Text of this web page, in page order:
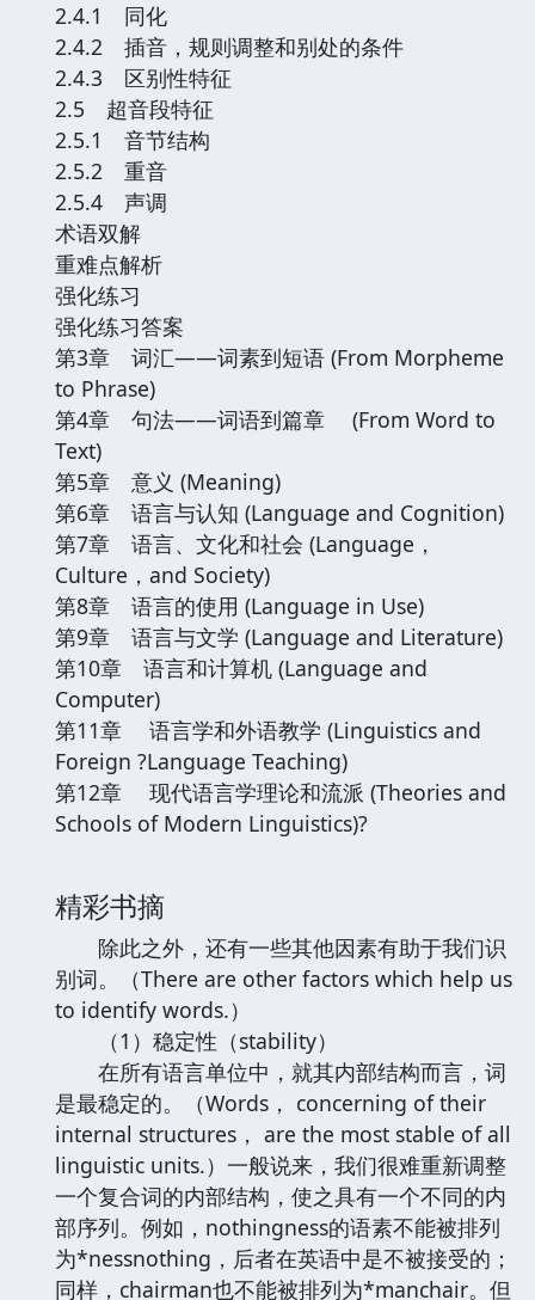
2.4.1 同化
2.4.2 插音，规则调整和别处的条件
2.4.3 区别性特征
2.5 超音段特征
2.5.1 音节结构
2.5.2 重音
2.5.4 声调
术语双解
重难点解析
强化练习
强化练习答案
第3章 词汇——词素到短语 (From Morpheme
to Phrase)
第4章 句法——词语到篇章 (From Word to
Text)
第5章 意义 (Meaning)
第6章 语言与认知 (Language and Cognition)
第7章 语言、文化和社会 (Language，
Culture，and Society)
第8章 语言的使用 (Language in Use)
第9章 语言与文学 (Language and Literature)
第10章 语言和计算机 (Language and
Computer)
第11章 语言学和外语教学 (Linguistics and
Foreign ?Language Teaching)
第12章 现代语言学理论和流派 (Theories and
Schools of Modern Linguistics)?
精彩书摘
除此之外，还有一些其他因素有助于我们识
别词。（There are other factors which help us
to identify words.）
（1）稳定性（stability）
在所有语言单位中，就其内部结构而言，词
是最稳定的。（Words， concerning of their
internal structures， are the most stable of all
linguistic units.）一般说来，我们很难重新调整
一个复合词的内部结构，使之具有一个不同的内
部序列。例如，nothingness的语素不能被排列
为*nessnothing，后者在英语中是不被接受的；
同样，chairman也不能被排列为*manchair。但